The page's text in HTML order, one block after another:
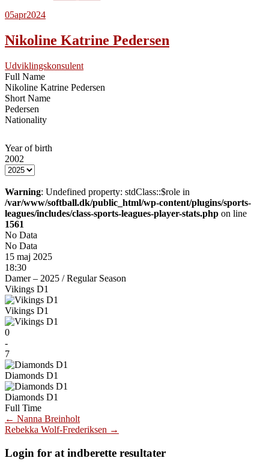
05apr2024
Nikoline Katrine Pedersen
Udviklingskonsulent
Full Name
Nikoline Katrine Pedersen
Short Name
Pedersen
Nationality
Year of birth
2002
Warning: Undefined property: stdClass::$role in
/var/www/softball.dk/public_html/wp-content/plugins/sports-
leagues/includes/class-sports-leagues-player-stats.php on line
1561
No Data
No Data
15 maj 2025
18:30
Damer – 2025 /Regular Season
Vikings D1
Vikings D1
0
-
7
Diamonds D1
Diamonds D1
Full Time
Post
navigation
← Nanna Breinholt
Rebekka Wolf-Frederiksen →
Login for at indberette resultater